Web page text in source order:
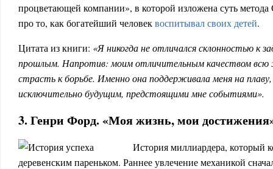
процветающей компании», в которой изложена суть метода
про то, как богатейший человеквоспитывал своих детей.
Цитата из книги: «Я никогда не отличался склонностью к
прошлым. Напротив: моим отличительным качеством всю
страсть к борьбе. Именно она поддерживала меня на
исключительно будущим, предстоящими мне событиями».
3. Генри Форд. «Моя жизнь, мои
История миллиардера, который
деревенским пареньком. Раннее увлечение механикой